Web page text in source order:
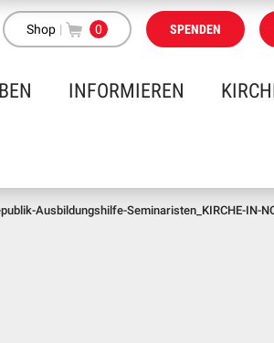
Shop | 0 SPENDEN
INFORMIEREN
Ausbildungshilfe-Seminaristen_KIRCHE-IN-